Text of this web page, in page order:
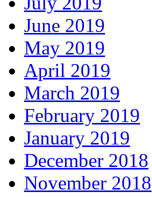
June 2019
May 2019
April 2019
March 2019
February 2019
January 2019
December 2018
November 2018